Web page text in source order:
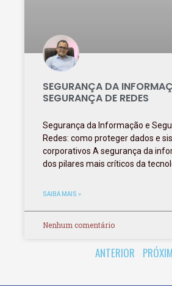
SEGURANÇA DA
SEGURANÇA DE REDES
Segurança da Informação e
Redes: como proteger dados e
corporativos A segurança da
dos pilares mais críticos da
SAIBA MAIS »
Nenhum comentário
ANTERIOR